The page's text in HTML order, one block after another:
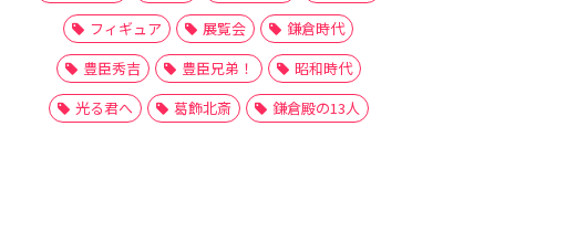
フィギュア
展覧会
鎌倉時代
豊臣秀吉
豊臣兄弟！
昭和時代
光る君へ
葛飾北斎 鎌倉殿の13人